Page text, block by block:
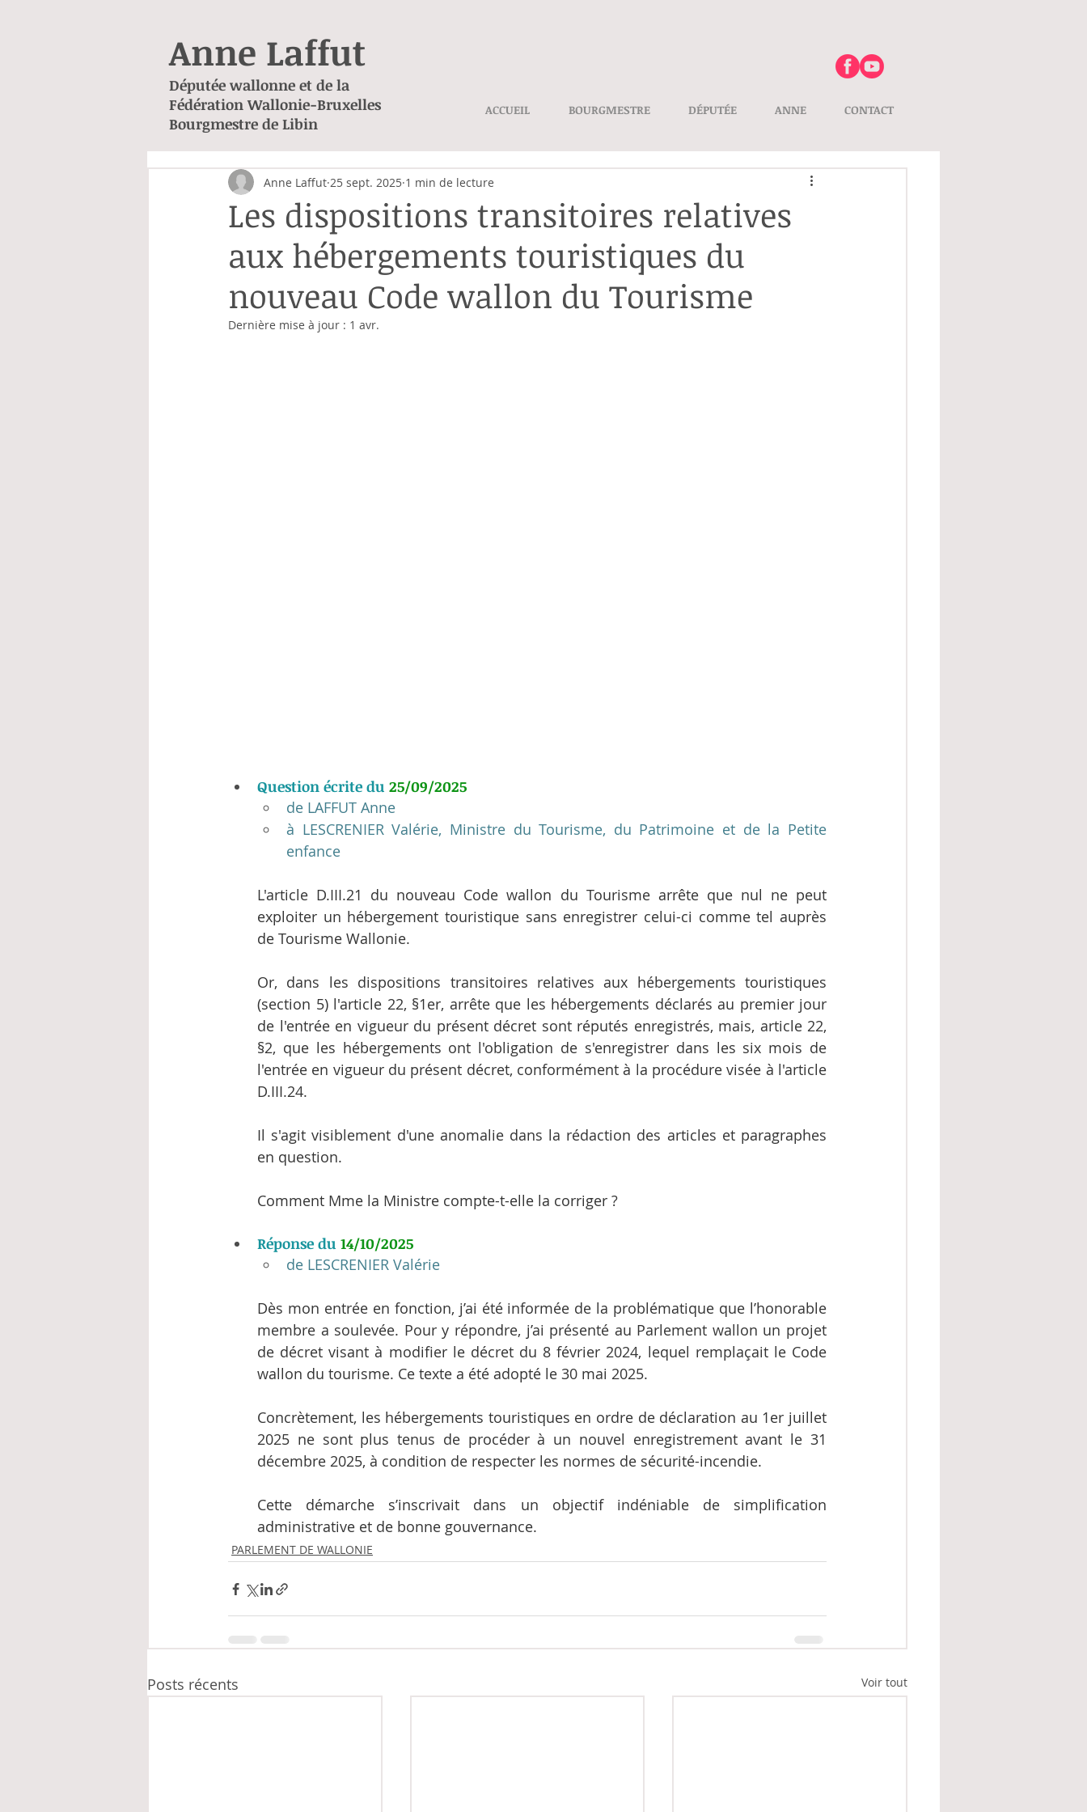
Anne Laffut
Députée wallonne et de la
Fédération Wallonie-Bruxelles
Bourgmestre de Libin
ACCUEIL BOURGMESTRE DÉPUTÉE ANNE CONTACT
Les dispositions transitoires relatives
aux hébergements touristiques du
nouveau Code wallon du Tourisme
Anne Laffut 25 sept. 2025 1 min de lecture
Dernière mise à jour : 1 avr.
Question écrite du 25/09/2025
de LAFFUT Anne
à LESCRENIER Valérie, Ministre du Tourisme, du Patrimoine et de la Petite
enfance
L'article D.III.21 du nouveau Code wallon du Tourisme arrête que nul ne peut
exploiter un hébergement touristique sans enregistrer celui-ci comme tel auprès
de Tourisme Wallonie.
Or, dans les dispositions transitoires relatives aux hébergements touristiques
(section 5) l'article 22, §1er, arrête que les hébergements déclarés au premier jour
de l'entrée en vigueur du présent décret sont réputés enregistrés, mais, article 22,
§2, que les hébergements ont l'obligation de s'enregistrer dans les six mois de
l'entrée en vigueur du présent décret, conformément à la procédure visée à l'article
D.III.24.
Il s'agit visiblement d'une anomalie dans la rédaction des articles et paragraphes
en question.
Comment Mme la Ministre compte-t-elle la corriger ?
Réponse du 14/10/2025
de LESCRENIER Valérie
Dès mon entrée en fonction, j’ai été informée de la problématique que l’honorable
membre a soulevée. Pour y répondre, j’ai présenté au Parlement wallon un projet
de décret visant à modifier le décret du 8 février 2024, lequel remplaçait le Code
wallon du tourisme. Ce texte a été adopté le 30 mai 2025.
Concrètement, les hébergements touristiques en ordre de déclaration au 1er juillet
2025 ne sont plus tenus de procéder à un nouvel enregistrement avant le 31
décembre 2025, à condition de respecter les normes de sécurité-incendie.
Cette démarche s’inscrivait dans un objectif indéniable de simplification
administrative et de bonne gouvernance.
PARLEMENT DE WALLONIE
Posts récents Voir tout